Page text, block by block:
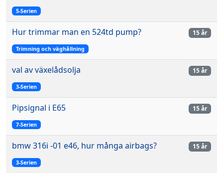
5-Serien
Hur trimmar man en 524td pump?
Trimning och väghållning
15 år
val av växelådsolja
3-Serien
15 år
Pipsignal i E65
7-Serien
15 år
bmw 316i -01 e46, hur många airbags?
3-Serien
15 år